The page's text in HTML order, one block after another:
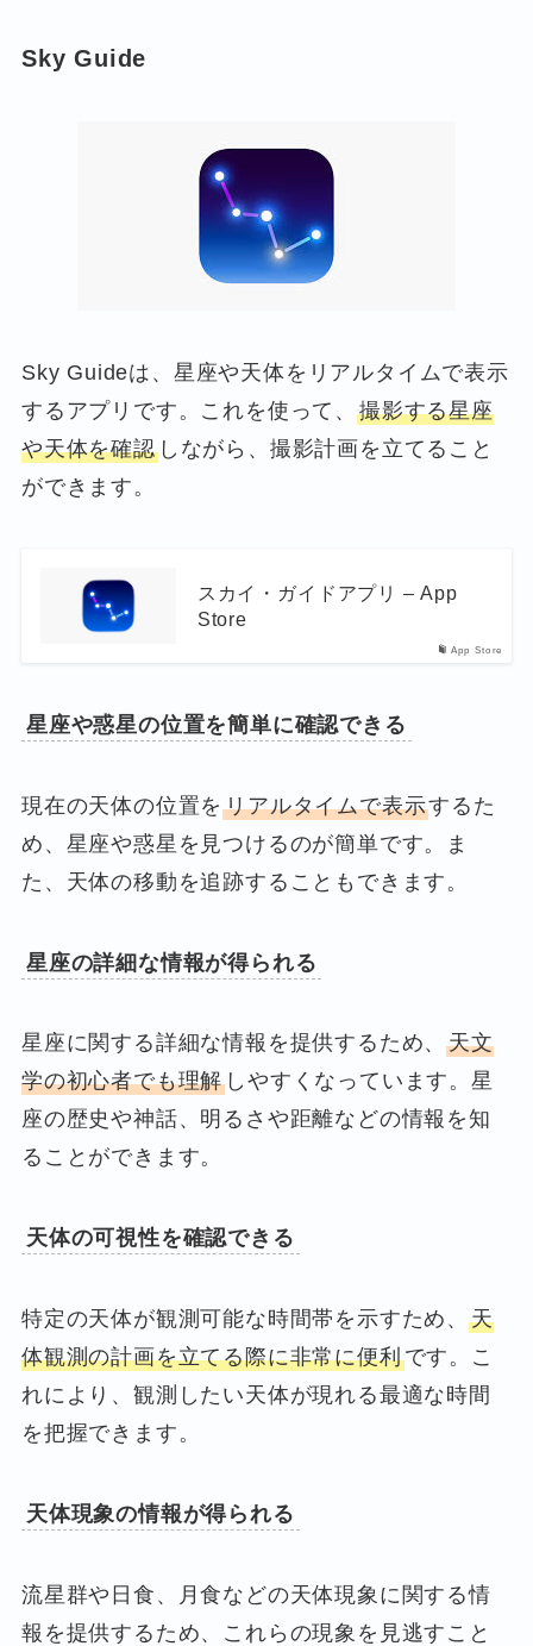
Sky Guide
Sky Guideは、星座や天体をリアルタイムで表示
するアプリです。これを使って、撮影する星座
や天体を確認しながら、撮影計画を立てること
ができます。
App Store
スカイ・ガイドアプリ – App
Store
星座や惑星の位置を簡単に確認できる
現在の天体の位置をリアルタイムで表示するた
め、星座や惑星を見つけるのが簡単です。ま
た、天体の移動を追跡することもできます。
星座の詳細な情報が得られる
星座に関する詳細な情報を提供するため、天文
学の初心者でも理解 しやすくなっています。星
座の歴史や神話、明るさや距離などの情報を知
ることができます。
天体の可視性を確認できる
特定の天体が観測可能な時間帯を示すため、天
体観測の計画を立てる際に非常に便利です。こ
れにより、観測したい天体が現れる最適な時間
を把握できます。
天体現象の情報が得られる
流星群や日食、月食などの天体現象に関する情
報を提供するため、これらの現象を見逃すこと